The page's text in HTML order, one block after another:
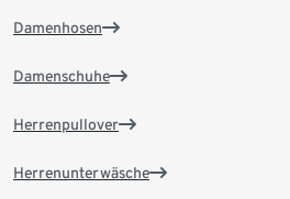
Damenhosen
Damenschuhe
Herrenpullover
Herrenunterwäsche